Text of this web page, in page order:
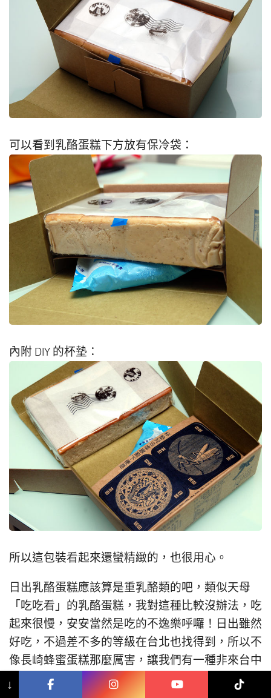
可以看到乳酪蛋糕下方放有保冷袋：
內附 DIY 的杯墊：
所以這包裝看起來還蠻精緻的，也很用心。
日出乳酪蛋糕應該算是重乳酪類的吧，類似天母
「吃吃看」的乳酪蛋糕，我對這種比較沒辦法，吃
起來很慢，安安當然是吃的不逸樂呼囉！日出雖然
好吃，不過差不多的等級在台北也找得到，所以不
像長崎蜂蜜蛋糕那麼厲害，讓我們有一種非來台中
買長崎蜂蜜蛋糕不可的想法就是了。
↓